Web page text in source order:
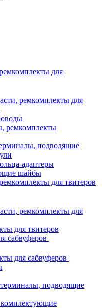
для
ремкомплекты для
ремкомплекты
подводящие
адаптеры
шайбы
для твитеров
ремкомплекты для
для твитеров
сабвуферов
для сабвуферов
подводящие